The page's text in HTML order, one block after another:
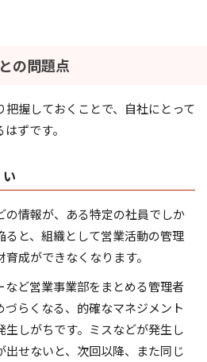
の問題点
握しておくことで、自社にとって
ずです。
の情報が、ある特定の社員でしか
ると、組織として営業活動の管理
成ができなくなります。
ど営業事業部をまとめる管理者
らくなる、的確なマネジメント
生しがちです。ミスなどが発生し
出せないと、次回以降、また同じ